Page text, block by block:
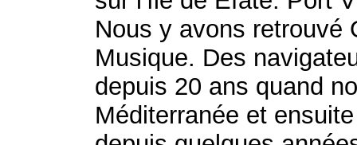
Nous y avons retrouvé
Musique. Des
depuis 20 ans quand
Méditerranée et